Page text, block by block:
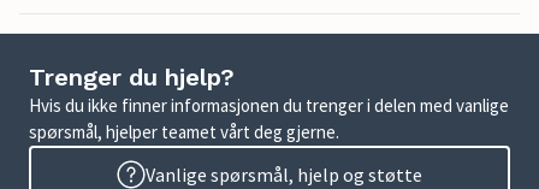
Trenger du hjelp?
Hvis du ikke finner informasjonen du trenger i delen med vanlige
spørsmål, hjelper teamet vårt deg gjerne.
Vanlige spørsmål, hjelp og støtte